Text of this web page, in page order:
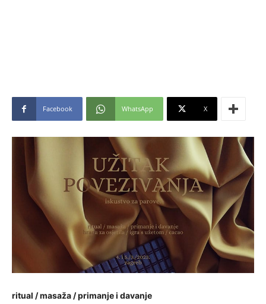
Facebook WhatsApp X
ritual / masaža / primanje i davanje